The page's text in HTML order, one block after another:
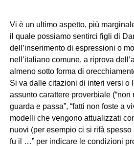
Vi è un ultimo aspetto, più
il quale possiamo sentirci figli di
dell’inserimento di espressioni o
nell’italiano comune, a riprova
almeno sotto forma di
Si va dalle citazioni di interi versi o
assunto carattere proverbiale
guarda e passa”, “fatti non foste a
modelli che vengono attualizzati
nuovi (per esempio ci si rifà spesso
fu il …” per indicare le condizioni